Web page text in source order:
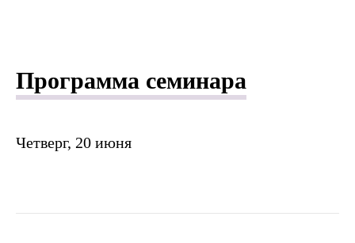
Программа семинара
Четверг, 20 июня